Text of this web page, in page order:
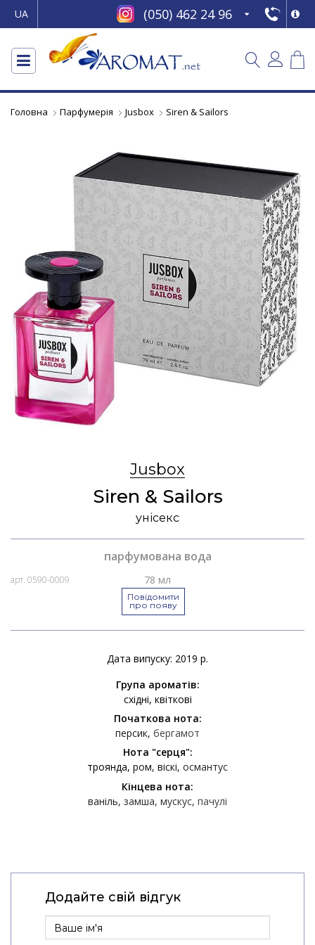
UA (050) 462 24 96
Головна Парфумерія Jusbox Siren & Sailors
Jusbox
Siren & Sailors
унісекс
парфумована вода
арт. 0590-0009 78 мл
Повідомити
про появу
Дата випуску: 2019 р.
Група ароматів:
східні квіткові
Початкова нота:
персик бергамот
Нота "серця":
троянда ром віскі османтус
Кінцева нота:
ваніль замша мускус пачулі
Додайте свій відгук